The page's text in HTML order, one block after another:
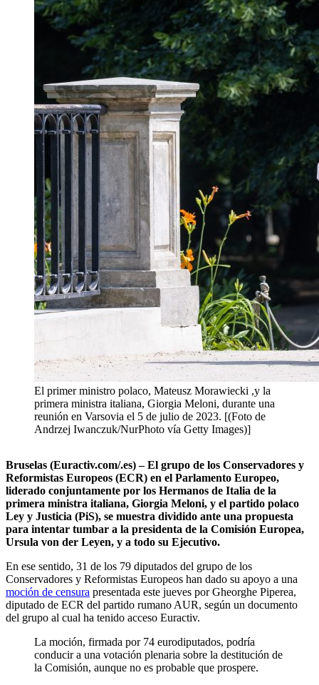
El primer ministro polaco, Mateusz Morawiecki ,y la
primera ministra italiana, Giorgia Meloni, durante una
reunión en Varsovia el 5 de julio de 2023. [(Foto de
Andrzej Iwanczuk/NurPhoto vía Getty Images)]
Bruselas (Euractiv.com/.es) – El grupo de los Conservadores y
Reformistas Europeos (ECR) en el Parlamento Europeo,
liderado conjuntamente por los Hermanos de Italia de la
primera ministra italiana, Giorgia Meloni, y el partido polaco
Ley y Justicia (PiS), se muestra dividido ante una propuesta
para intentar tumbar a la presidenta de la Comisión Europea,
Ursula von der Leyen, y a todo su Ejecutivo.
En ese sentido, 31 de los 79 diputados del grupo de los
Conservadores y Reformistas Europeos han dado su apoyo a una
moción de censura presentada este jueves por Gheorghe Piperea,
diputado de ECR del partido rumano AUR, según un documento
del grupo al cual ha tenido acceso Euractiv.
La moción, firmada por 74 eurodiputados, podría
conducir a una votación plenaria sobre la destitución de
la Comisión, aunque no es probable que prospere.